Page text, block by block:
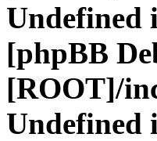
Undefined
[phpBB
[ROOT]/
Undefined